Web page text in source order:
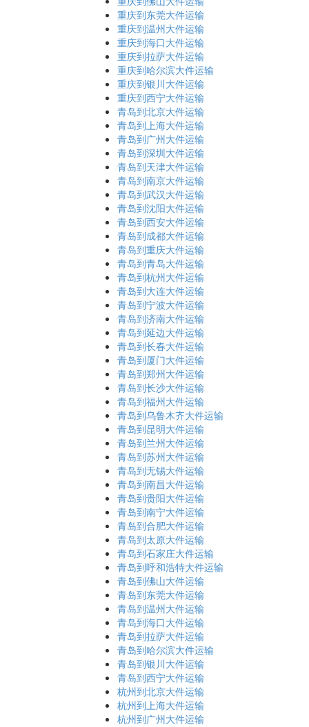
重庆到东莞大件运输
重庆到温州大件运输
重庆到海口大件运输
重庆到拉萨大件运输
重庆到哈尔滨大件运输
重庆到银川大件运输
重庆到西宁大件运输
青岛到北京大件运输
青岛到上海大件运输
青岛到广州大件运输
青岛到深圳大件运输
青岛到天津大件运输
青岛到南京大件运输
青岛到武汉大件运输
青岛到沈阳大件运输
青岛到西安大件运输
青岛到成都大件运输
青岛到重庆大件运输
青岛到青岛大件运输
青岛到杭州大件运输
青岛到大连大件运输
青岛到宁波大件运输
青岛到济南大件运输
青岛到延边大件运输
青岛到长春大件运输
青岛到厦门大件运输
青岛到郑州大件运输
青岛到长沙大件运输
青岛到福州大件运输
青岛到乌鲁木齐大件运输
青岛到昆明大件运输
青岛到兰州大件运输
青岛到苏州大件运输
青岛到无锡大件运输
青岛到南昌大件运输
青岛到贵阳大件运输
青岛到南宁大件运输
青岛到合肥大件运输
青岛到太原大件运输
青岛到石家庄大件运输
青岛到呼和浩特大件运输
青岛到佛山大件运输
青岛到东莞大件运输
青岛到温州大件运输
青岛到海口大件运输
青岛到拉萨大件运输
青岛到哈尔滨大件运输
青岛到银川大件运输
青岛到西宁大件运输
杭州到北京大件运输
杭州到上海大件运输
杭州到广州大件运输